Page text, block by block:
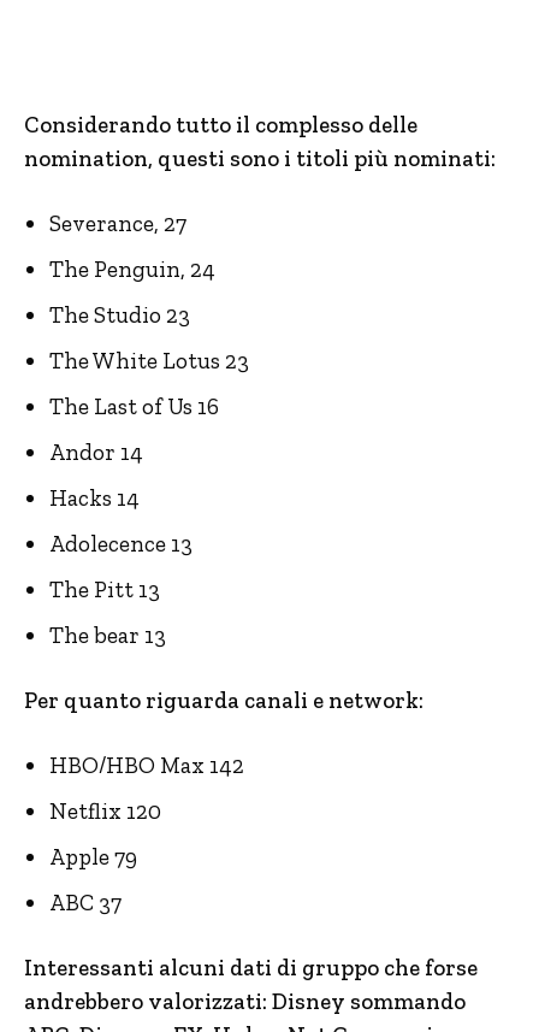
Considerando tutto il complesso delle
nomination, questi sono i titoli più nominati:
Severance, 27
The Penguin, 24
The Studio 23
The White Lotus 23
The Last of Us 16
Andor 14
Hacks 14
Adolecence 13
The Pitt 13
The bear 13
Per quanto riguarda canali e network:
HBO/HBO Max 142
Netflix 120
Apple 79
ABC 37
Interessanti alcuni dati di gruppo che forse
andrebbero valorizzati: Disney sommando